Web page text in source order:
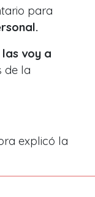
para
voy a
de la
explicó la